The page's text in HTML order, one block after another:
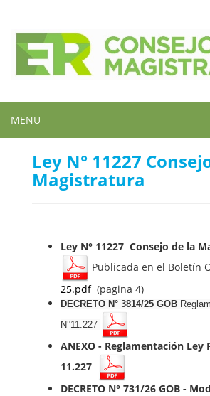
MENU
Ley N° 11227
Magistratura
Ley N° 11227 Consejo de la
Publicada en el Boletín
25.pdf(pagina 4)
DECRETO N° 3814/25 GOB
N°11.227
ANEXO - Reglamentación Ley
11.227
DECRETO N° 731/26 GOB -